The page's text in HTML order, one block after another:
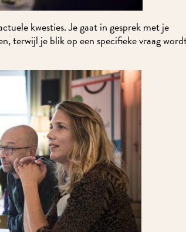
kwesties. Je gaat in gesprek met je
terwijl je blik op een specifieke vraag wordt